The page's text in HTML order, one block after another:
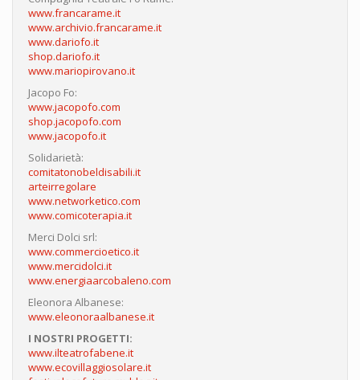
www.francarame.it
www.archivio.francarame.it
www.dariofo.it
shop.dariofo.it
www.mariopirovano.it
Jacopo Fo:
www.jacopofo.com
shop.jacopofo.com
www.jacopofo.it
Solidarietà:
comitatonobeldisabili.it
arteirregolare
www.networketico.com
www.comicoterapia.it
Merci Dolci srl:
www.commercioetico.it
www.mercidolci.it
www.energiaarcobaleno.com
Eleonora Albanese:
www.eleonoraalbanese.it
I NOSTRI PROGETTI:
www.ilteatrofabene.it
www.ecovillaggiosolare.it